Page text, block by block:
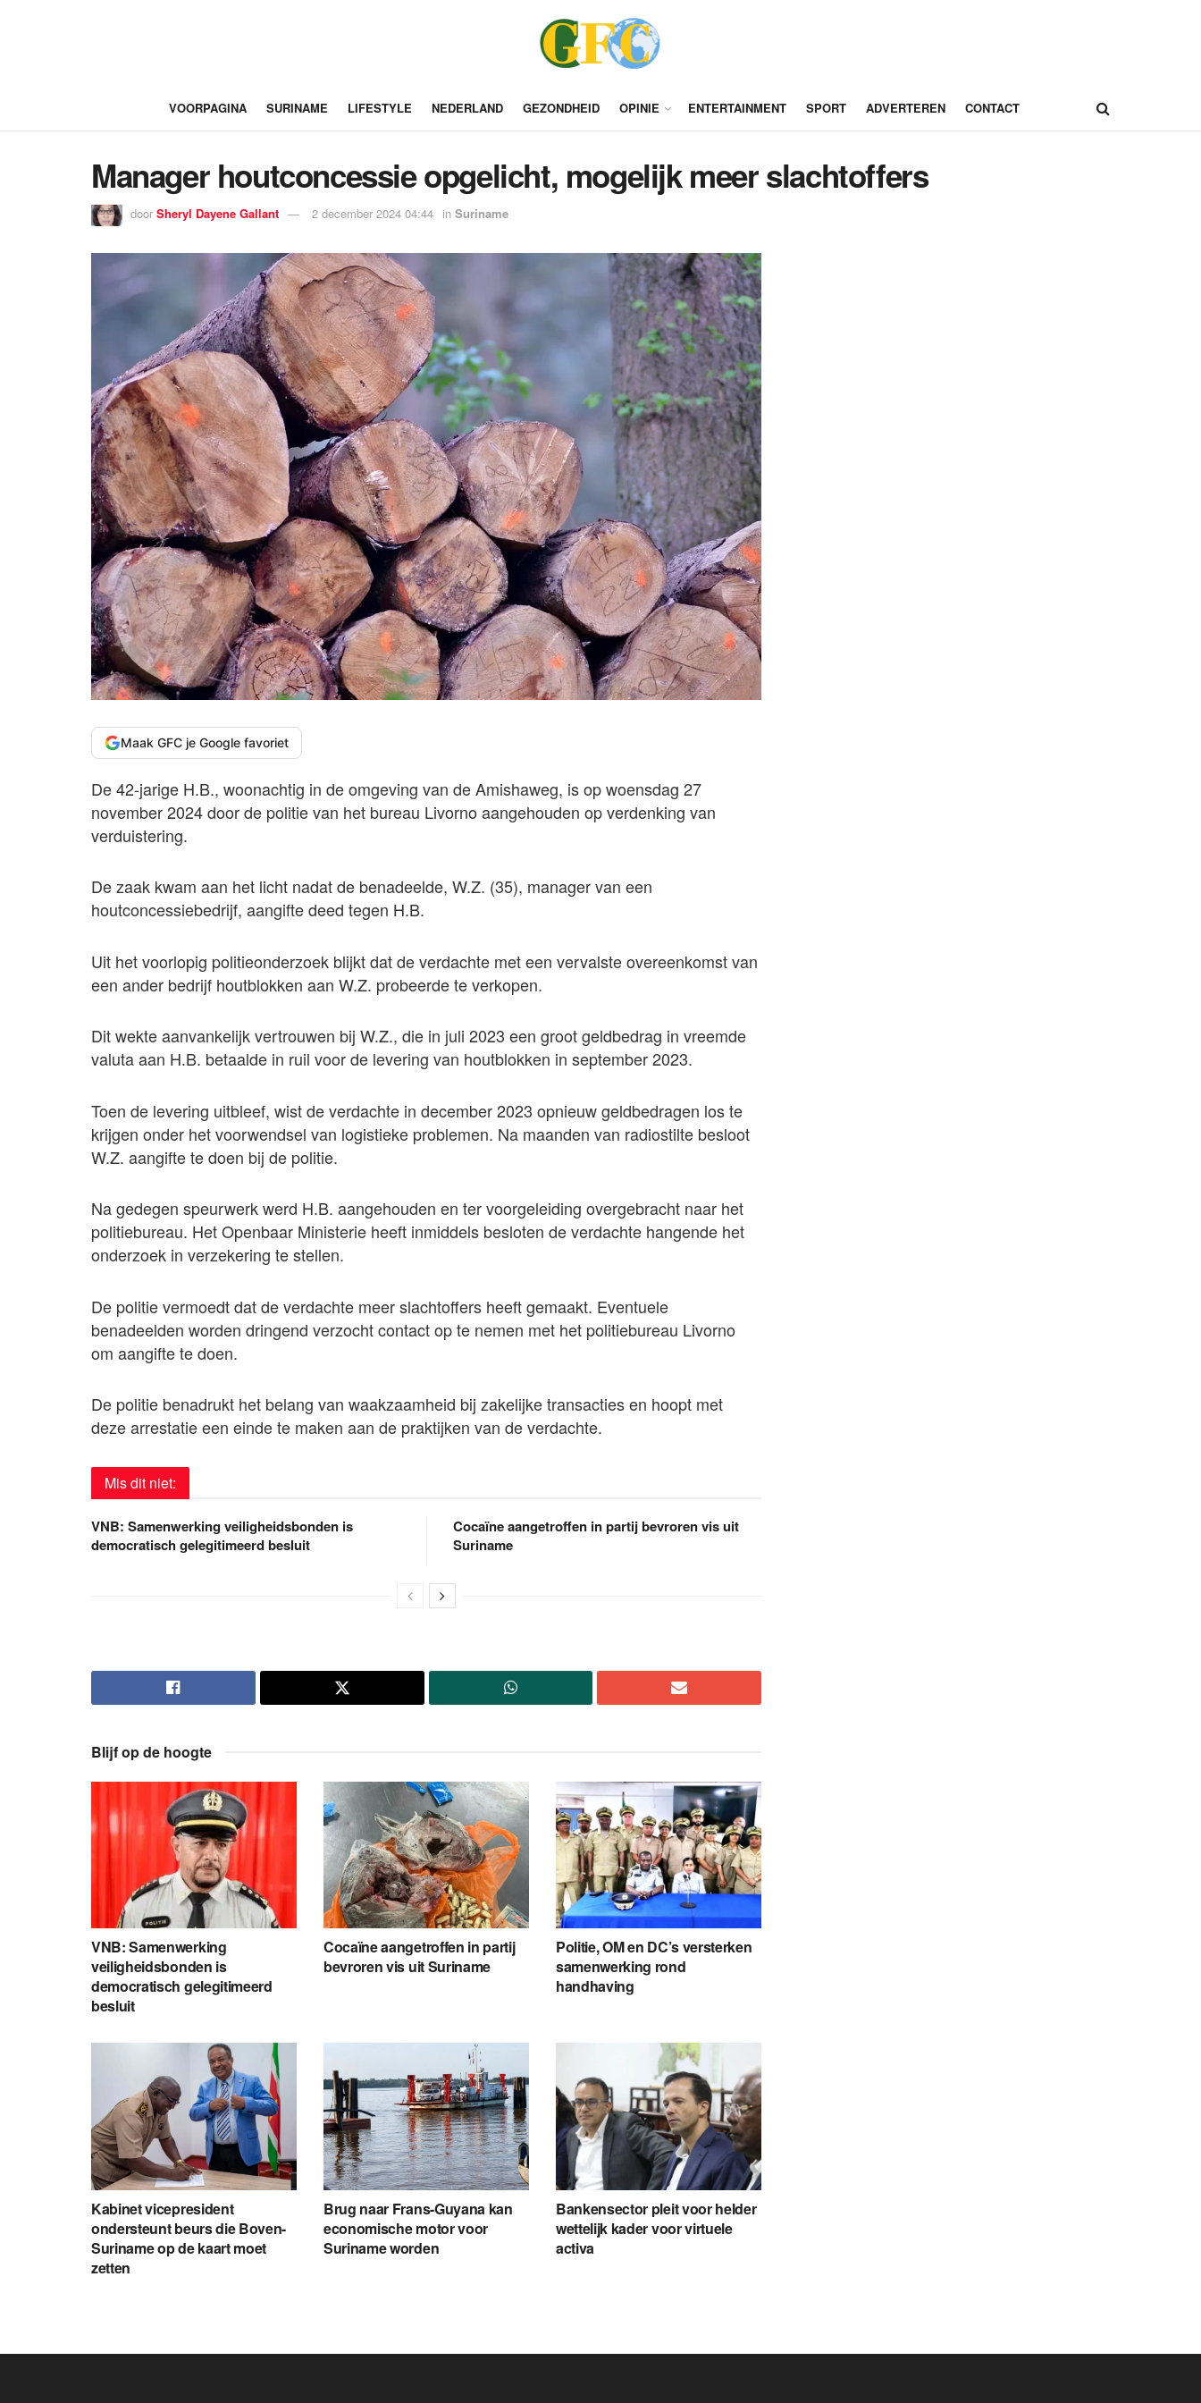
VOORPAGINA SURINAME LIFESTYLE NEDERLAND GEZONDHEID OPINIE ENTERTAINMENT SPORT ADVERTEREN CONTACT
Manager houtconcessie opgelicht, mogelijk meer slachtoffers
door Sheryl Dayene Gallant 2 december 2024 04:44 in Suriname
Maak GFC je Google favoriet
De 42-jarige H.B., woonachtig in de omgeving van de Amishaweg, is op woensdag 27
november 2024 door de politie van het bureau Livorno aangehouden op verdenking van
verduistering.
De zaak kwam aan het licht nadat de benadeelde, W.Z. (35), manager van een
houtconcessiebedrijf, aangifte deed tegen H.B.
Uit het voorlopig politieonderzoek blijkt dat de verdachte met een vervalste overeenkomst van
een ander bedrijf houtblokken aan W.Z. probeerde te verkopen.
Dit wekte aanvankelijk vertrouwen bij W.Z., die in juli 2023 een groot geldbedrag in vreemde
valuta aan H.B. betaalde in ruil voor de levering van houtblokken in september 2023.
Toen de levering uitbleef, wist de verdachte in december 2023 opnieuw geldbedragen los te
krijgen onder het voorwendsel van logistieke problemen. Na maanden van radiostilte besloot
W.Z. aangifte te doen bij de politie.
Na gedegen speurwerk werd H.B. aangehouden en ter voorgeleiding overgebracht naar het
politiebureau. Het Openbaar Ministerie heeft inmiddels besloten de verdachte hangende het
onderzoek in verzekering te stellen.
De politie vermoedt dat de verdachte meer slachtoffers heeft gemaakt. Eventuele
benadeelden worden dringend verzocht contact op te nemen met het politiebureau Livorno
om aangifte te doen.
De politie benadrukt het belang van waakzaamheid bij zakelijke transacties en hoopt met
deze arrestatie een einde te maken aan de praktijken van de verdachte.
Mis dit niet:
VNB: Samenwerking veiligheidsbonden is
democratisch gelegitimeerd besluit
Cocaïne aangetroffen in partij bevroren vis uit
Suriname
Blijf op de hoogte
VNB: Samenwerking
veiligheidsbonden is
democratisch gelegitimeerd
besluit
Cocaïne aangetroffen in partij
bevroren vis uit Suriname
Politie, OM en DC’s versterken
samenwerking rond
handhaving
Kabinet vicepresident
ondersteunt beurs die Boven-
Suriname op de kaart moet
zetten
Brug naar Frans-Guyana kan
economische motor voor
Suriname worden
Bankensector pleit voor helder
wettelijk kader voor virtuele
activa